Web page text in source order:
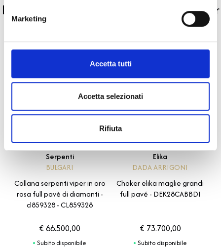
Marketing
Accetta tutti
Accetta selezionati
Rifiuta
La nostra selezione di prodotti scelti per
Serpenti
BULGARI
Collana serpenti viper in oro
rosa full pavè di diamanti -
cl859328 - CL859328
€ 66.500,00
Subito disponibile
Elika
DADA ARRIGONI
Choker elika maglie grandi
full pavé - DEK28CABBDI
€ 73.700,00
Subito disponibile